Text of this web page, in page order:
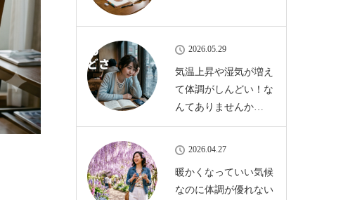
2026.05.29
気温上昇や湿気が増え
て体調がしんどい！な
んてありませんか…
2026.04.27
暖かくなっていい気候
なのに体調が優れない